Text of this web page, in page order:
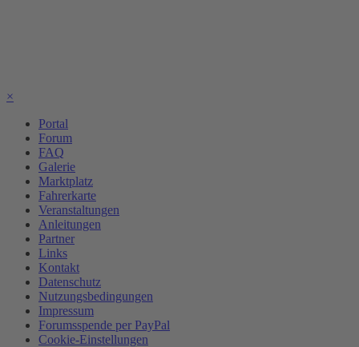
×
Portal
Forum
FAQ
Galerie
Marktplatz
Fahrerkarte
Veranstaltungen
Anleitungen
Partner
Links
Kontakt
Datenschutz
Nutzungsbedingungen
Impressum
Forumsspende per PayPal
Cookie-Einstellungen